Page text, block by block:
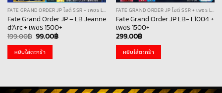
FATE GRAND ORDER JP ไอดี SSR + เพชร LB
Fate Grand Order JP – LB Jeanne
d’Arc + เพชร 1500+
199.00฿ Original
was:
199.00฿.
99.00฿Current
หยิบใส่ตะกร้า
FATE GRAND ORDER JP ไอดี SSR + เพชร LB
Fate Grand Order JP LB- L1004 +
เพชร 1500+
299.00฿
หยิบใส่ตะกร้า